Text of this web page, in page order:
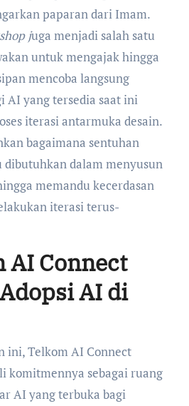
paparan dari Imam.
juga menjadi salah satu
untuk mengajak hingga
mencoba langsung
AI yang tersedia saat ini
iterasi antarmuka desain.
bagaimana sentuhan
dibutuhkan dalam menyusun
memandu kecerdasan
iterasi terus-
Connect
AI di
ini, Telkom AI Connect
komitmennya sebagai ruang
AI yang terbuka bagi